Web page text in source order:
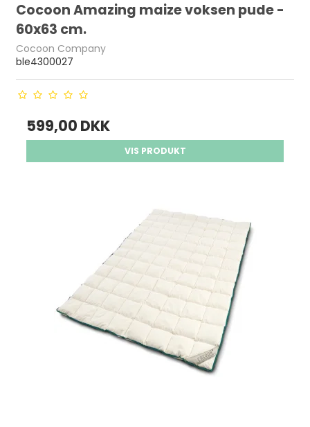
Cocoon Amazing maize voksen pude -
60x63 cm.
Cocoon Company
ble4300027
599,00 DKK
VIS PRODUKT